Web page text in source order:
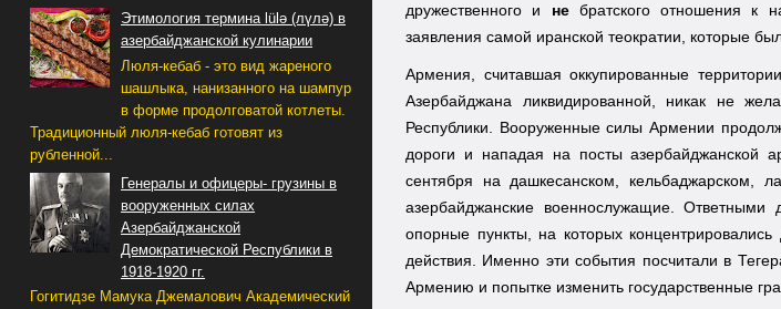
дружественного и небратского отношения к
заявления самой иранской теократии, которые
Армения, считавшая оккупированные
Азербайджана ликвидированной, никак не
Республики. Вооруженные силы Армении
дороги и нападая на посты азербайджанской
сентября на дашкесанском, кельбаджарском,
азербайджанские военнослужащие.
опорные пункты, на которых
действия. Именно эти события посчитали в
Армению и попытке изменить государственные
Этимология термина lülə (лүлә) в
азербайджанской кулинарии
Люля-кебаб - это вид жареного
шашлыка, нанизанного на шампур
в форме продолговатой котлеты.
Традиционный люля-кебаб готовят из
рубленной...
Генералы и офицеры- грузины в
вооруженных силах
Азербайджанской
Демократической Республики в
1918-1920 гг.
Гогитидзе Мамука Джемалович Академический